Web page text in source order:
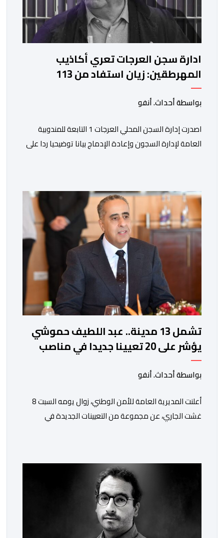
ادارة سجن العرجات تعري أكاذيب
المهرطقين: زيان استفاد من 113
استشارة و50 فحصا طبيا
بواسطة أحداث. أنفو
اصدرت إدارة السجن المحلي العرجات 1 التابعة للمندوبية
العامة لإدارة السجون وإعادة الإدماج بيانا توضيحيا ردا على
ذاتها، وذلك لتنوير الرأي العام بالحقائق والمعطيات
الدقيقة.واوضحت إدارة المؤسسة السجنية أن المعني بالأمر
يستفيد منذ إيداعه من تتبع طبي منتظم ومستمر وفقا […]
تشمل 13 مدينة.. عبد اللطيف حموشي
يؤشر على 20 تعيينا جديدا في مناصب
المسؤولية بمصالح الأمن الوطني
بواسطة أحداث. أنفو
أعلنت المديرية العامة للأمن الوطني، زوال يومه السبت 8
غشت الجاري، عن مجموعة من التعيينات الجديدة في
والعيون والدار البيضاء وبني ملال وابن جرير وطنجة وأصيلة،
وذلك في إطار دينامية داخلية تهدف لضخ دماء جديدة
والاستعانة بكفاءات أمنية شابة ومتمرسة، […]